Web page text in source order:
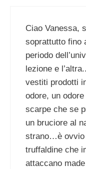
Ciao Vanessa,
soprattutto fino
periodo
lezione e
vestiti prodotti
odore, un
scarpe che se
un bruciore al
strano…è ovvio
truffaldine che
attaccano